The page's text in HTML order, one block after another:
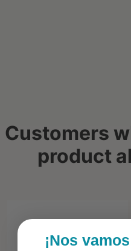
Customers
product
¡Nos